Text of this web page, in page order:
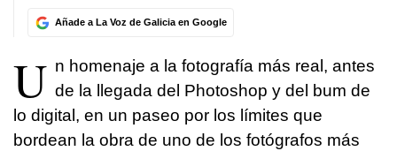
Añade a La Voz de Galicia en Google
U n homenaje a la fotografía más real, antes
de la llegada del Photoshop y del bum de
lo digital, en un paseo por los límites que
bordean la obra de uno de los fotógrafos más